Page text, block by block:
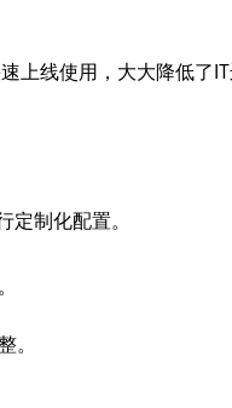
上线使用，大大降低了
制化配置。
。